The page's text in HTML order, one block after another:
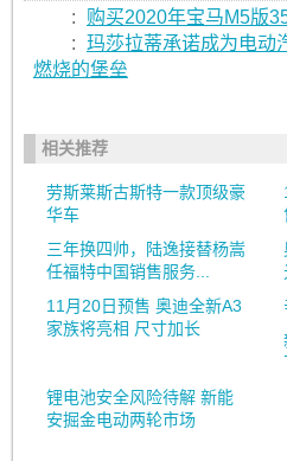
:
购买2020年宝马M5版
: 玛莎拉蒂承诺成为电动
燃烧的堡垒
相关推荐
劳斯莱斯古斯特一款顶级豪
华车
三年换四帅，陆逸接替杨嵩
任福特中国销售服务...
11月20日预售 奥迪全新A3
家族将亮相 尺寸加长
锂电池安全风险待解 新能
安掘金电动两轮市场